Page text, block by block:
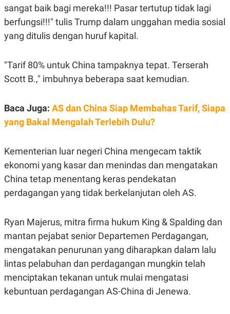
KANAL
A
T
D
A
G
E
S
K
A
N
T
V
L
U
S
O
N
T
A
A
C
A
R
E
S
S
E
L
E
sangat baik bagi mereka!!! Pasar tertutup tidak lagi
berfungsi!!!" tulis Trump dalam unggahan media sosial
yang ditulis dengan huruf kapital.
"Tarif 80% untuk China tampaknya tepat. Terserah
Scott B.," imbuhnya beberapa saat kemudian.
Baca Juga: AS dan China Siap Membahas Tarif, Siapa
yang Bakal Mengalah Terlebih Dulu?
Kementerian luar negeri China mengecam taktik
ekonomi yang kasar dan menindas dan mengatakan
China tetap menentang keras pendekatan
perdagangan yang tidak berkelanjutan oleh AS.
Ryan Majerus, mitra firma hukum King & Spalding dan
mantan pejabat senior Departemen Perdagangan,
mengatakan penurunan yang diharapkan dalam lalu
lintas pelabuhan dan perdagangan mungkin telah
menciptakan tekanan untuk mulai mengatasi
kebuntuan perdagangan AS-China di Jenewa.